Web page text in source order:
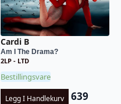
Cardi B
Am I The Drama?
2LP - LTD
Bestillingsvare
Legg I Handlekurv 639